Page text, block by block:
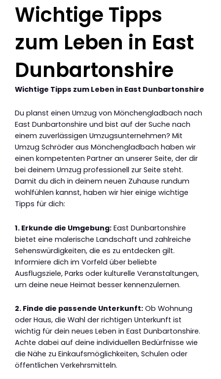
Wichtige Tipps
zum Leben in East
Dunbartonshire
Wichtige Tipps zum Leben in East Dunbartonshire
Du planst einen Umzug von Mönchengladbach nach
East Dunbartonshire und bist auf der Suche nach
einem zuverlässigen Umzugsunternehmen? Mit
Umzug Schröder aus Mönchengladbach haben wir
einen kompetenten Partner an unserer Seite, der dir
bei deinem Umzug professionell zur Seite steht.
Damit du dich in deinem neuen Zuhause rundum
wohlfühlen kannst, haben wir hier einige wichtige
Tipps für dich:
1. Erkunde die Umgebung: East Dunbartonshire
bietet eine malerische Landschaft und zahlreiche
Sehenswürdigkeiten, die es zu entdecken gilt.
Informiere dich im Vorfeld über beliebte
Ausflugsziele, Parks oder kulturelle Veranstaltungen,
um deine neue Heimat besser kennenzulernen.
2. Finde die passende Unterkunft: Ob Wohnung
oder Haus, die Wahl der richtigen Unterkunft ist
wichtig für dein neues Leben in East Dunbartonshire.
Achte dabei auf deine individuellen Bedürfnisse wie
die Nähe zu Einkaufsmöglichkeiten, Schulen oder
öffentlichen Verkehrsmitteln.